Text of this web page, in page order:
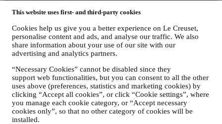
This website uses first- and third-party cookies
Cookies help us give you a better experience on Le Creuset,
personalise content and ads, and analyse our traffic. We also
share information about your use of our site with our
advertising and analytics partners.
“Necessary Cookies” cannot be disabled since they
support web functionalities, but you can consent to all the other
uses above (preferences, statistics and marketing cookies) by
clicking “Accept all cookies”, or click “Cookie settings”, where
you manage each cookie category, or “Accept necessary
cookies only”, so that no other category of cookies will be
installed.
VOUS ET A QUEL MOMENT ?
concernant, qui nous permettrait de vous identifier, soit directement,
soit en combinaison avec d’autres informations.
Enfants : Le présent site web n’est pas destiné aux enfants et nous ne
collectons pas sciemment des données relatives aux enfants.
Nous pouvons collecter des données personnelles vous concernant
lorsque vous visitez notre site web (le “Site web”), créez un compte
Le Creuset, achetez un produit Le Creuset sur le site Web ou en
boutique Signature et Outlet, ou lorsque vous vous abonnez à nos
communications marketing. En fonction de votre demande ou de
votre consentement, les données personnelles peuvent concerner :